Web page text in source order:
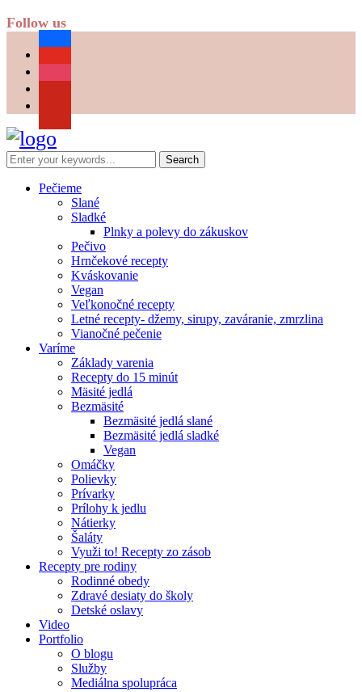
Follow us
Pečieme
Slané
Sladké
Plnky a polevy do zákuskov
Pečivo
Hrnčekové recepty
Kváskovanie
Vegan
Veľkonočné recepty
Letné recepty- džemy, sirupy, zaváranie, zmrzlina
Vianočné pečenie
Varíme
Základy varenia
Recepty do 15 minút
Mäsité jedlá
Bezmäsité
Bezmäsité jedlá slané
Bezmäsité jedlá sladké
Vegan
Omáčky
Polievky
Prívarky
Prílohy k jedlu
Nátierky
Šaláty
Využi to! Recepty zo zásob
Recepty pre rodiny
Rodinné obedy
Zdravé desiaty do školy
Detské oslavy
Video
Portfolio
O blogu
Služby
Mediálna spolupráca